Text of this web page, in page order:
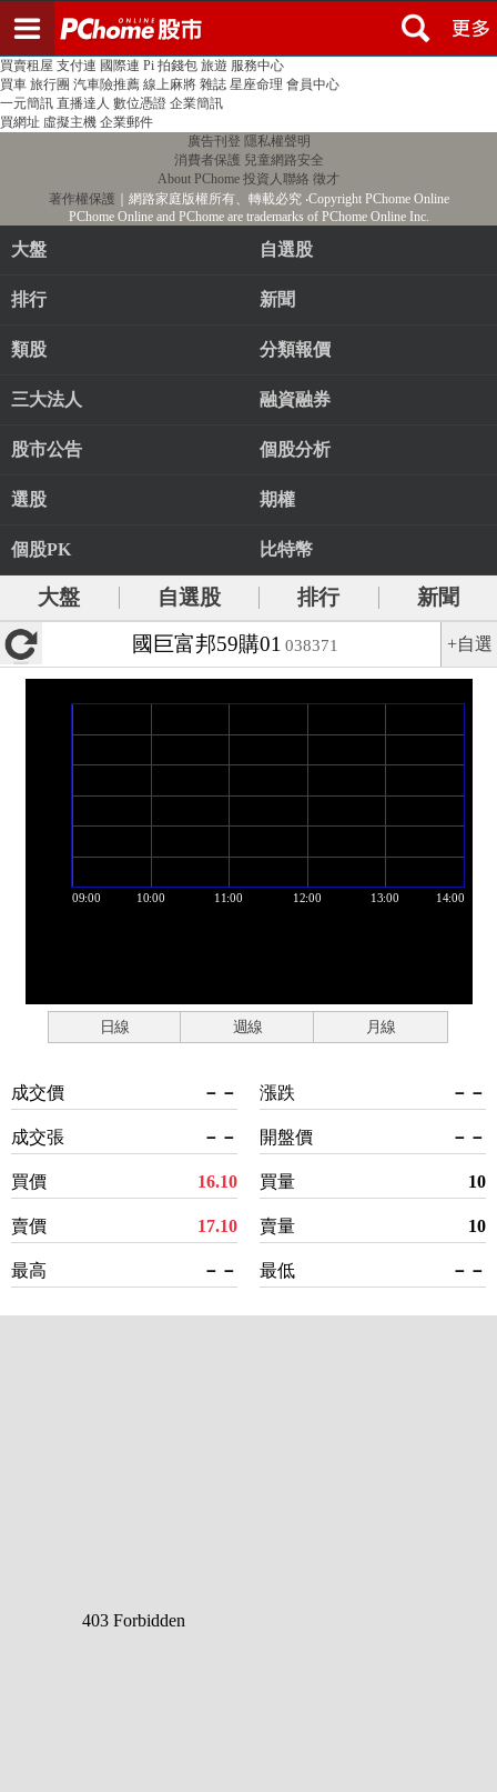
PChome首頁 線上購物 24h購物 書店
買賣租屋 支付連 國際連 Pi 拍錢包 旅遊 服務中心
買車 旅行團 汽車險推薦 線上麻將 雜誌 星座命理 會員中心
一元簡訊 直播達人 數位憑證 企業簡訊
買網址 虛擬主機 企業郵件
廣告刊登 隱私權聲明
消費者保護 兒童網路安全
About PChome 投資人聯絡 徵才
著作權保護 ｜網路家庭版權所有、轉載必究‧Copyright PChome Online
PChome Online and PChome are trademarks of PChome Online Inc.
大盤 自選股
排行 新聞
類股 分類報價
三大法人 融資融券
股市公告 個股分析
選股 期權
個股PK 比特幣
大盤 自選股 排行
新聞
國巨富邦59購01 038371 +自選
日線 週線 月線
成交價 －－
成交張 －－
買價 16.10
賣價 17.10
最高 －－
漲跌 －－
開盤價 －－
買量 10
賣量 10
最低 －－